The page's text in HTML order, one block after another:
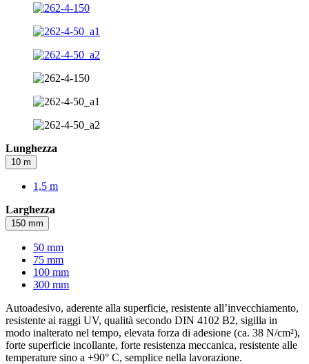
Lunghezza
10 m
1,5 m
Larghezza
150 mm
50 mm
75 mm
100 mm
300 mm
Autoadesivo, aderente alla superficie, resistente all’invecchiamento,
resistente ai raggi UV, qualità secondo DIN 4102 B2, sigilla in
modo inalterato nel tempo, elevata forza di adesione (ca. 38 N/cm²),
forte superficie incollante, forte resistenza meccanica, resistente alle
temperature sino a +90° C, semplice nella lavorazione.